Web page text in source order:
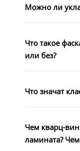
Можно ли
Что такое
или без?
Что значат
Чем кварц-
ламината?